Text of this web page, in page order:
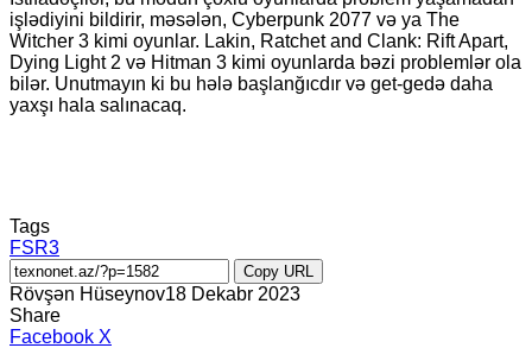
işlədiyini bildirir, məsələn, Cyberpunk 2077 və ya The
Witcher 3 kimi oyunlar. Lakin, Ratchet and Clank: Rift Apart,
Dying Light 2 və Hitman 3 kimi oyunlarda bəzi problemlər ola
bilər. Unutmayın ki bu hələ başlanğıcdır və get-gedə daha
yaxşı hala salınacaq.
Tags
FSR3
Copy URL
Rövşən Hüseynov18 Dekabr 2023
Share
Facebook X